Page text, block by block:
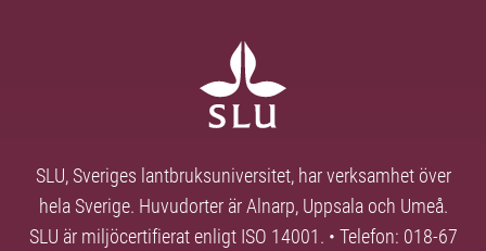
SLU, Sveriges lantbruksuniversitet, har verksamhet över
hela Sverige. Huvudorter är Alnarp, Uppsala och Umeå.
SLU är miljöcertifierat enligt ISO 14001. • Telefon: 018-67